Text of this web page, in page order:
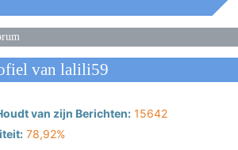
van lalili59
van zijn Berichten:15642
78,92%